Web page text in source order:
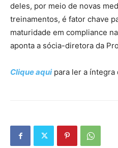
deles, por meio de novas
treinamentos, é fator chave
maturidade em compliance
aponta a sócia-diretora da
Clique aquipara ler a íntegra